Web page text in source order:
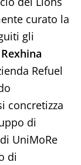
curato la
gli
Rexhina
Refuel
concretizza
di
UniMoRe
di